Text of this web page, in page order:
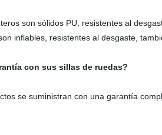
son sólidos PU, resistentes al
inflables, resistentes al desgaste,
con sus sillas de ruedas?
se suministran con una garantía